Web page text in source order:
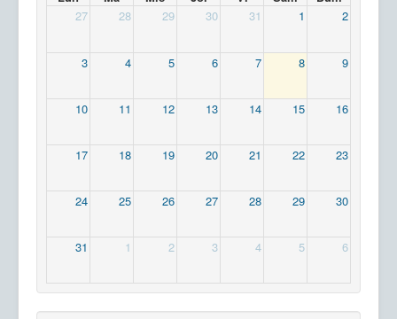
27
28 29 30 31 1 2
3 4 5 6 7 8 9
10 11 12 13 14 15 16
17 18 19 20 21 22 23
24 25 26 27 28 29 30
31 1 2 3 4 5 6